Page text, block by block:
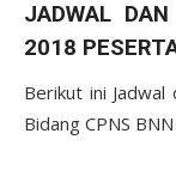
JADWAL
2018
Berikut ini
Bidang CPNS